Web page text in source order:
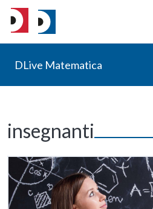
DLive Matematica
insegnanti